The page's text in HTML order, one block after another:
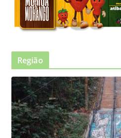
Região